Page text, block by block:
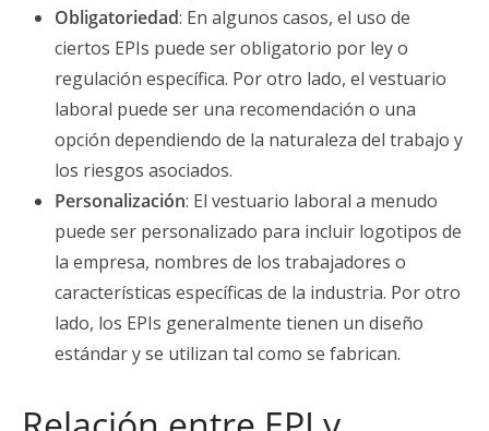
Obligatoriedad: En algunos casos, el uso de
ciertos EPIs puede ser obligatorio por ley o
regulación específica. Por otro lado, el vestuario
laboral puede ser una recomendación o una
opción dependiendo de la naturaleza del trabajo y
los riesgos asociados.
Personalización: El vestuario laboral a menudo
puede ser personalizado para incluir logotipos de
la empresa, nombres de los trabajadores o
características específicas de la industria. Por otro
lado, los EPIs generalmente tienen un diseño
estándar y se utilizan tal como se fabrican.